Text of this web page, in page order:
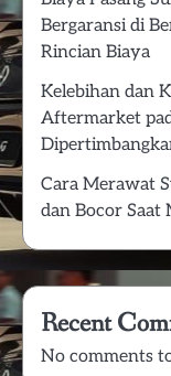
Bergaransi di
Rincian Biaya
Kelebihan dan
Aftermarket
Cara Merawat
dan Bocor Saat
Recent
No comments